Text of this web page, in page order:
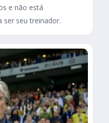
e não está
ser seu treinador.